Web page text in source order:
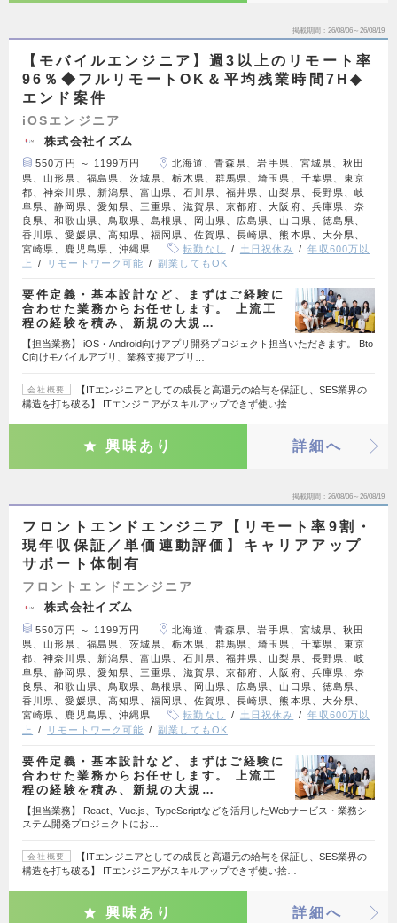
掲載期間 26/08/06～26/08/19
【モバイルエンジニア】週3以上のリモート率
96％◆フルリモートOK＆平均残業時間7H◆
エンド案件
iOSエンジニア
株式会社イズム
550万円 ～ 1199万円
北海道、青森県、岩手県、宮城県、秋田
県、山形県、福島県、茨城県、栃木県、群馬県、埼玉県、千葉県、東京
都、神奈川県、新潟県、富山県、石川県、福井県、山梨県、長野県、岐
阜県、静岡県、愛知県、三重県、滋賀県、京都府、大阪府、兵庫県、奈
良県、和歌山県、鳥取県、島根県、岡山県、広島県、山口県、徳島県、
香川県、愛媛県、高知県、福岡県、佐賀県、長崎県、熊本県、大分県、
宮崎県、鹿児島県、沖縄県
転勤なし 土日祝休み
年収600万以
上
リモートワーク可能 副業してもOK
要件定義・基本設計など、まずはご経験に
合わせた業務からお任せします。 上流工
程の経験を積み、新規の大規…
【担当業務】 iOS・Android向けアプリ開発プロジェクト担当いただきます。 Bto
C向けモバイルアプリ、業務支援アプリ…
会社概要
【ITエンジニアとしての成長と高還元の給与を保証し、SES業界の
構造を打ち破る】 ITエンジニアがスキルアップできず使い捨…
興味あり 詳細へ
掲載期間 26/08/06～26/08/19
フロントエンドエンジニア【リモート率9割・
現年収保証／単価連動評価】キャリアアップ
サポート体制有
フロントエンドエンジニア
株式会社イズム
550万円 ～ 1199万円
北海道、青森県、岩手県、宮城県、秋田
県、山形県、福島県、茨城県、栃木県、群馬県、埼玉県、千葉県、東京
都、神奈川県、新潟県、富山県、石川県、福井県、山梨県、長野県、岐
阜県、静岡県、愛知県、三重県、滋賀県、京都府、大阪府、兵庫県、奈
良県、和歌山県、鳥取県、島根県、岡山県、広島県、山口県、徳島県、
香川県、愛媛県、高知県、福岡県、佐賀県、長崎県、熊本県、大分県、
宮崎県、鹿児島県、沖縄県
転勤なし 土日祝休み
年収600万以
上
リモートワーク可能 副業してもOK
要件定義・基本設計など、まずはご経験に
合わせた業務からお任せします。 上流工
程の経験を積み、新規の大規…
【担当業務】 React、Vue.js、TypeScriptなどを活用したWebサービス・業務シ
ステム開発プロジェクトにお…
会社概要
【ITエンジニアとしての成長と高還元の給与を保証し、SES業界の
構造を打ち破る】 ITエンジニアがスキルアップできず使い捨…
興味あり 詳細へ